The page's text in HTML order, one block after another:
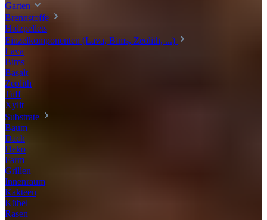
Garten
Brennstoffe
Holzpellets
Einzelkomponenten (Lava, Bims, Zeolith, ...)
Lava
Bims
Basalt
Zeolith
Tuff
Xylit
Substrate
Baum
Dach
Deko
Farm
Grillen
Innenraum
Kakteen
Kübel
Rasen